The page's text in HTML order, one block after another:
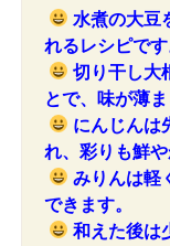
水煮の大豆
れるレシピです
切り干し大
とで、味が薄
にんじんは
れ、彩りも鮮や
みりんは軽
できます。
和えた後は